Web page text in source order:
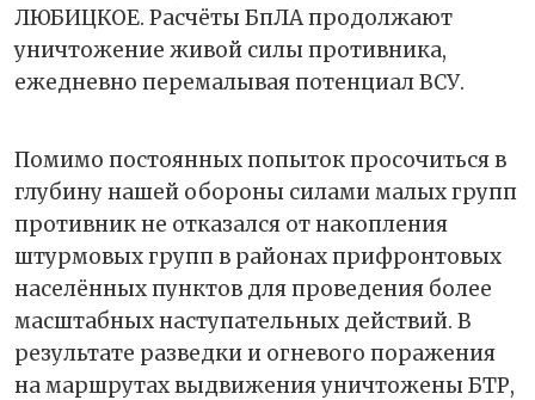
ЛЮБИЦКОЕ. Расчёты БпЛА продолжают
уничтожение живой силы противника,
ежедневно перемалывая потенциал ВСУ.
Помимо постоянных попыток просочиться в
глубину нашей обороны силами малых групп
противник не отказался от накопления
штурмовых групп в районах прифронтовых
населённых пунктов для проведения более
масштабных наступательных действий. В
результате разведки и огневого поражения
на маршрутах выдвижения уничтожены БТР,